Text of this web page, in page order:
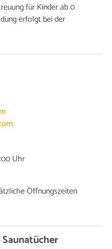
für Kinder ab 0
erfolgt bei der
Uhr
Öffnungszeiten